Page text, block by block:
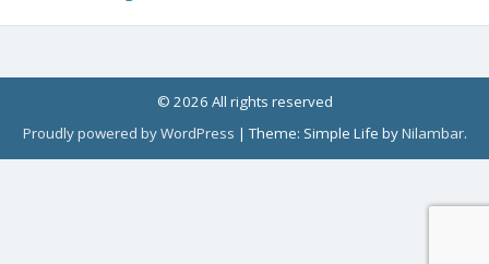
© 2026 All rights reserved
Proudly powered by WordPress |Theme: Simple Life byNilambar.